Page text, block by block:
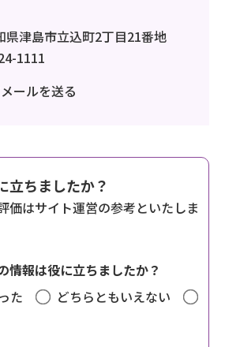
津島市立込町2丁目21番地
1111
ールを送る
立ちましたか？
価はサイト運営の参考といたしま
情報は役に立ちましたか？
た
どちらともいえない